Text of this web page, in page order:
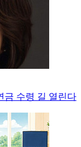
금 수령 길 열린다